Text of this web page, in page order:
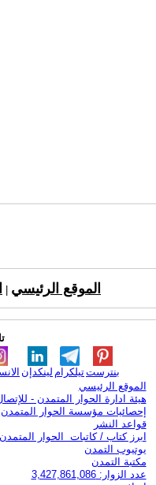
الموقع الرئيسي
لينكدإن تيلكرامبنترست
الموقع الرئيسي
هيئة ادارة الحوار المتمدن -
إحصائيات مؤسسة الحوار المتمدن
قواعد النشر
ابرز كتاب / كاتبات الحوار المتمدن
يوتيوب التمدن
مكتبة التمدن
عدد الزوار: 3,427,861,086